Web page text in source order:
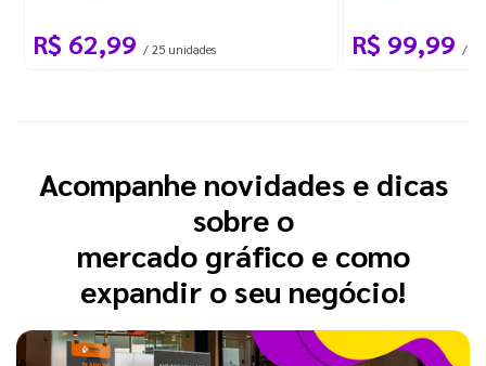
R$ 62,99 / 25 unidades R$ 99,99 /
Acompanhe novidades e dicas
sobre o
mercado gráfico e como
expandir o seu negócio!